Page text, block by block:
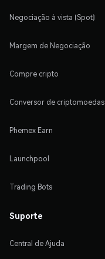
Negociação à vista (Spot)
Margem de Negociação
Compre cripto
Conversor de criptomoedas
Phemex Earn
Launchpool
Trading Bots
Suporte
Central de Ajuda